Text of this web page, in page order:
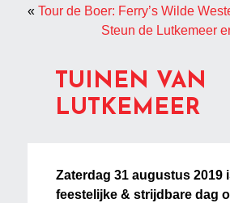
«Tour de Boer: Ferry’s Wilde
Steun de Lutkemeer
TUINEN VAN
LUTKEMEER
Zaterdag 31 augustus 2019
feestelijke & strijdbare dag